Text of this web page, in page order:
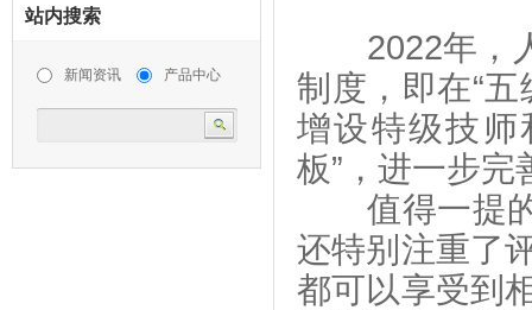
站内搜索
新闻资讯 产品中心
2022年，人
制度，即在“
增设特级技师
板”，进一步完
值得一提的
还特别注重了
都可以享受到